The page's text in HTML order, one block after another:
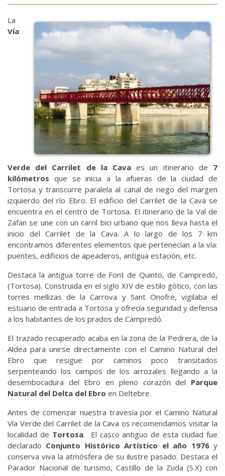
La
Vía
Verde del Carrilet de la Cava es un itinerario de 7
kilómetros que se inicia a la afueras de la ciudad de
Tortosa y transcurre paralela al canal de riego del margen
izquierdo del río Ebro. El edificio del Carrilet de la Cava se
encuentra en el centro de Tortosa. El itinerario de la Val de
Zafan se une con un carril bici urbano que nos lleva hasta el
inicio del Carrilet de la Cava. A lo largo de los 7 km
encontramos diferentes elementos que pertenecían a la vía:
puentes, edificios de apeaderos, antigua estación, etc.
Destaca la antigua torre de Font de Quinto, de Campredó,
(Tortosa). Construida en el siglo XIV de estilo gótico, con las
torres mellizas de la Carrova y Sant Onofre, vigilaba el
estuario de entrada a Tortosa y ofrecía seguridad y defensa
a los habitantes de los prados de Campredó.
El trazado recuperado acaba en la zona de la Pedrera, de la
Aldea para unirse directamente con el Camino Natural del
Ebro que resigue por caminos poco transitados
serpenteando los campos de los arrozales llegando a la
desembocadura del Ebro en pleno corazón del Parque
Natural del Delta del Ebro en Deltebre.
Antes de comenzar nuestra travesía por el Camino Natural
Vía Verde del Carrilet de la Cava os recomendamos visitar la
localidad de Tortosa. El casco antiguo de esta ciudad fue
declarado Conjunto Histórico Artístico el año 1976y
conserva viva la atmósfera de su ilustre pasado. Destaca el
Parador Nacional de turismo, Castillo de la Zuda (S.X) con